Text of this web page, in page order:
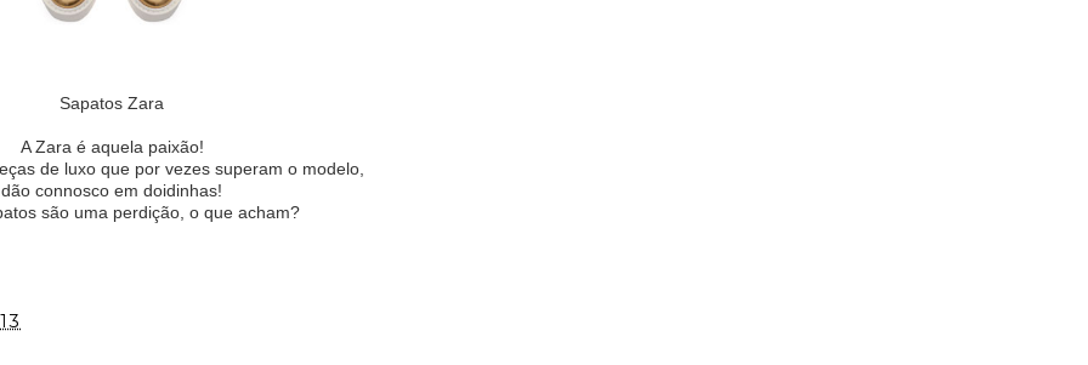
Sapatos Zara
A Zara é aquela paixão!
de luxo que por vezes superam o modelo,
dão connosco em doidinhas!
são uma perdição, o que acham?